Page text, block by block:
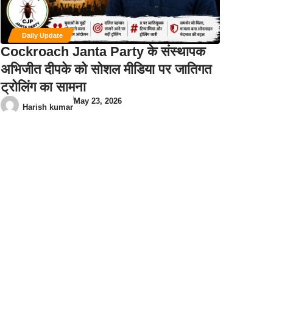
Daily Update
Cockroach Janta Party के संस्थापक
अभिजीत दीपके को सोशल मीडिया पर जातिगत
ट्रोलिंग का सामना
Harish kumar
May 23, 2026